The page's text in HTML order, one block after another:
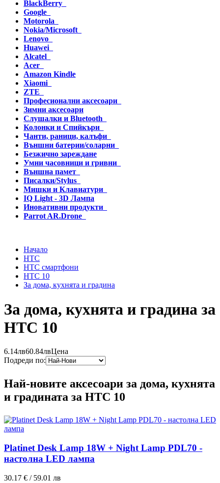
BlackBerry
Google
Motorola
Nokia/Microsoft
Lenovo
Huawei
Alcatel
Acer
Amazon Kindle
Xiaomi
ZTE
Професионални аксесоари
Зимни аксесоари
Слушалки и Bluetooth
Колонки и Спийкъри
Чанти, раници, калъфи
Външни батерии/соларни
Безжично зареждане
Умни часовници и гривни
Външна памет
Писалки/Stylus
Мишки и Клавиатури
IQ Light - 3D Лампа
Иновативни продукти
Parrot AR.Drone
Начало
HTC
HTC смартфони
HTC 10
За дома, кухнята и градина
За дома, кухнята и градина за
HTC 10
6.14лв60.84лвЦена
Подреди по:
Най-новите аксесоари за дома, кухнята
и градината за HTC 10
Platinet Desk Lamp 18W + Night Lamp PDL70 -
настолна LED лампа
30.17 € / 59.01 лв